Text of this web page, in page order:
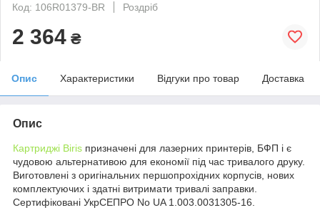
Код: 106R01379-BR
Роздріб
2 364 ₴
Опис Характеристики Відгуки про товар Доставка
Опис
Картриджі Biris призначені для лазерних принтерів, БФП і є
чудовою альтернативою для економії під час тривалого друку.
Виготовлені з оригінальних першопрохідних корпусів, нових
комплектуючих і здатні витримати тривалі заправки.
Сертифіковані УкрСЕПРО No UA 1.003.0031305-16.